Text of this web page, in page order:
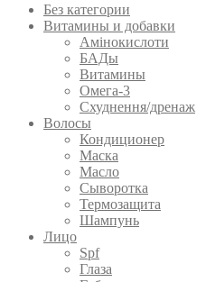
Без категории
Витамины и добавки
Амінокислоти
БАДы
Витамины
Омега-3
Схуднення/дренаж
Волосы
Кондиционер
Маска
Масло
Сыворотка
Термозащита
Шампунь
Лицо
Spf
Глаза